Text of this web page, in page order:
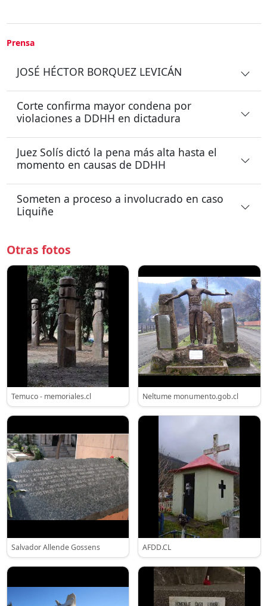
Prensa
JOSÉ HÉCTOR BORQUEZ LEVICÁN
Corte confirma mayor condena por
violaciones a DDHH en dictadura
Juez Solís dictó la pena más alta hasta el
momento en causas de DDHH
Someten a proceso a involucrado en caso
Liquiñe
Otras fotos
Temuco - memoriales.cl Neltume monumento.gob.cl
Salvador Allende Gossens AFDD.CL